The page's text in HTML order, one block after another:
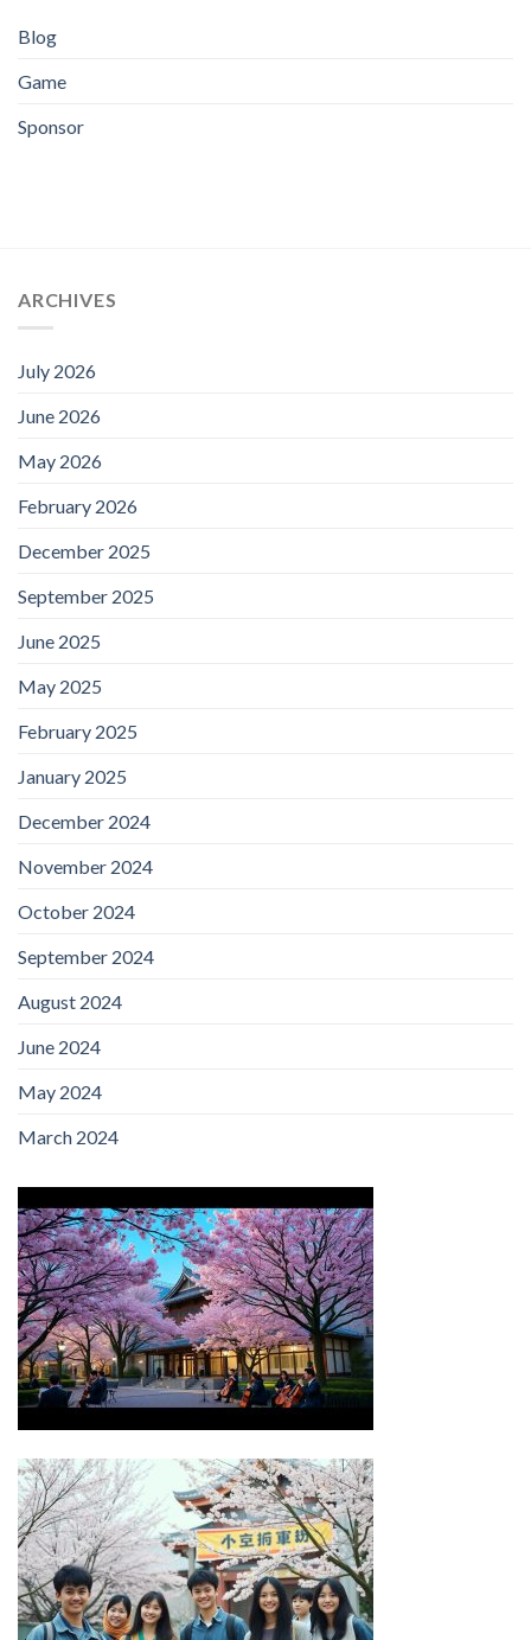
Blog
Game
Sponsor
ARCHIVES
July 2026
June 2026
May 2026
February 2026
December 2025
September 2025
June 2025
May 2025
February 2025
January 2025
December 2024
November 2024
October 2024
September 2024
August 2024
June 2024
May 2024
March 2024